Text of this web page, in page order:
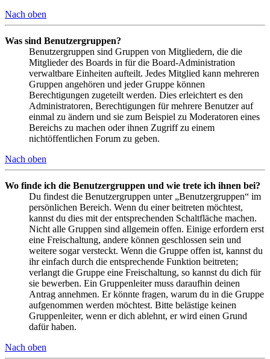
Nach oben
Was sind Benutzergruppen?
Benutzergruppen sind Gruppen von Mitgliedern, die die
Mitglieder des Boards in für die Board-Administration
verwaltbare Einheiten aufteilt. Jedes Mitglied kann mehreren
Gruppen angehören und jeder Gruppe können
Berechtigungen zugeteilt werden. Dies erleichtert es den
Administratoren, Berechtigungen für mehrere Benutzer auf
einmal zu ändern und sie zum Beispiel zu Moderatoren eines
Bereichs zu machen oder ihnen Zugriff zu einem
nichtöffentlichen Forum zu geben.
Nach oben
Wo finde ich die Benutzergruppen und wie trete ich ihnen bei?
Du findest die Benutzergruppen unter „Benutzergruppen“ im
persönlichen Bereich. Wenn du einer beitreten möchtest,
kannst du dies mit der entsprechenden Schaltfläche machen.
Nicht alle Gruppen sind allgemein offen. Einige erfordern erst
eine Freischaltung, andere können geschlossen sein und
weitere sogar versteckt. Wenn die Gruppe offen ist, kannst du
ihr einfach durch die entsprechende Funktion beitreten;
verlangt die Gruppe eine Freischaltung, so kannst du dich für
sie bewerben. Ein Gruppenleiter muss daraufhin deinen
Antrag annehmen. Er könnte fragen, warum du in die Gruppe
aufgenommen werden möchtest. Bitte belästige keinen
Gruppenleiter, wenn er dich ablehnt, er wird einen Grund
dafür haben.
Nach oben